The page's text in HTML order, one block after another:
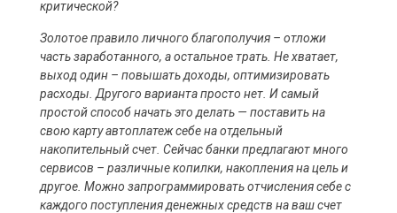
критической?
Золотое правило личного благополучия – отложи
часть заработанного, а остальное трать. Не хватает,
выход один – повышать доходы, оптимизировать
расходы. Другого варианта просто нет. И самый
простой способ начать это делать — поставить на
свою карту автоплатеж себе на отдельный
накопительный счет. Сейчас банки предлагают много
сервисов – различные копилки, накопления на цель и
другое. Можно запрограммировать отчисления себе с
каждого поступления денежных средств на ваш счет